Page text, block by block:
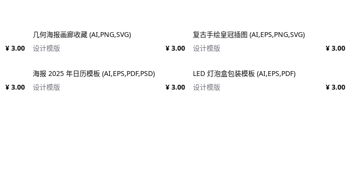
¥ 3.00
几何海报画廊收藏 (AI,PNG,SVG)
设计模版
¥ 3.00
复古手绘皇冠插图 (AI,EPS,PNG,SVG)
设计模版
¥ 3.00
¥ 3.00
海报 2025 年日历模板 (AI,EPS,PDF,PSD)
设计模版
¥ 3.00
LED 灯泡盒包装模板 (AI,EPS,PDF)
设计模版
¥ 3.00